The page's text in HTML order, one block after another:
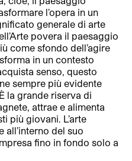
l’opera in un
generale di arte
povera il paesaggio
come sfondo dell’agire
in un contesto
senso, questo
sempre più evidente
la grande riserva di
attrae e alimenta
più giovani. L’arte
all’interno del suo
fino in fondo solo a